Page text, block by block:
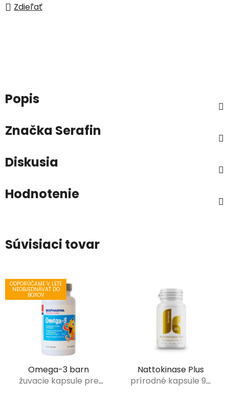
Zdieľať
Popis
Značka Serafin
Diskusia
Hodnotenie
Súvisiaci tovar
ODPORÚČAME V LETE
NEOBJEDNÁVAŤ DO
BOXOV
Omega-3 barn
žuvacie kapsule pre
Nattokinase Plus
prírodné kapsule 90